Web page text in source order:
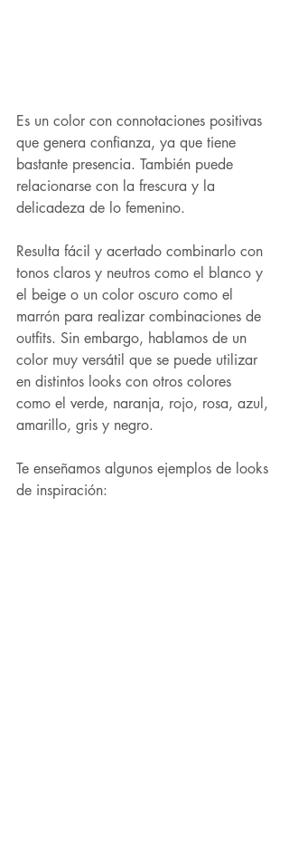
Es un color con connotaciones positivas
que genera confianza, ya que tiene
bastante presencia. También puede
relacionarse con la frescura y la
delicadeza de lo femenino.
Resulta fácil y acertado combinarlo con
tonos claros y neutros como el blanco y
el beige o un color oscuro como el
marrón para realizar combinaciones de
outfits. Sin embargo, hablamos de un
color muy versátil que se puede utilizar
en distintos looks con otros colores
como el verde, naranja, rojo, rosa, azul,
amarillo, gris y negro.
Te enseñamos algunos ejemplos de looks
de inspiración: